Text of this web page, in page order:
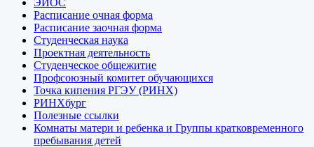
ЭИОС
Расписание очная форма
Расписание заочная форма
Студенческая наука
Проектная деятельность
Студенческое общежитие
Профсоюзный комитет обучающихся
Точка кипения РГЭУ (РИНХ)
РИНХбург
Полезные ссылки
Комнаты матери и ребенка и Группы кратковременного
пребывания детей